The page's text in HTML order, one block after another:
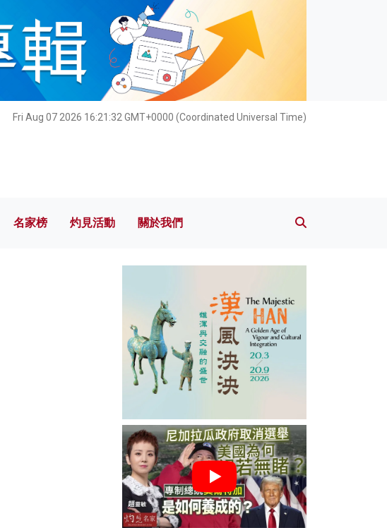
Fri Aug 07 2026 16:21:33 GMT+0000 (Coordinated Universal Time)
名家榜 灼見活動 關於我們
名家榜 灼見活動 關於我們